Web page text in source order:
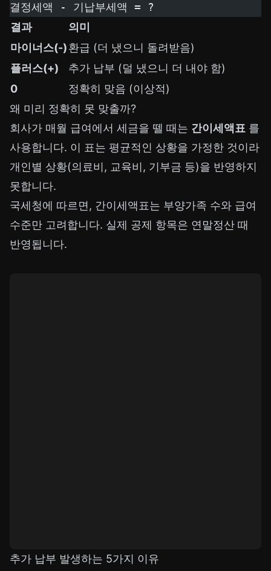
결정세액 - 기납부세액 = ?
결과
의미
마이너스(-)환급 (더 냈으니 돌려받음)
플러스(+)
추가 납부 (덜 냈으니 더 내야 함)
0
정확히 맞음 (이상적)
왜 미리 정확히 못 맞출까?
회사가 매월 급여에서 세금을 뗄 때는 간이세액표 를
사용합니다. 이 표는 평균적인 상황을 가정한 것이라
개인별 상황(의료비, 교육비, 기부금 등)을 반영하지
못합니다.
국세청에 따르면, 간이세액표는 부양가족 수와 급여
수준만 고려합니다. 실제 공제 항목은 연말정산 때
반영됩니다.
추가 납부 발생하는 5가지 이유